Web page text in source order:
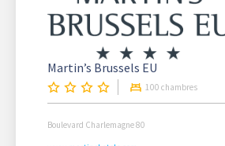
Martin’s Brussels EU
100 chambres
Boulevard Charlemagne 80